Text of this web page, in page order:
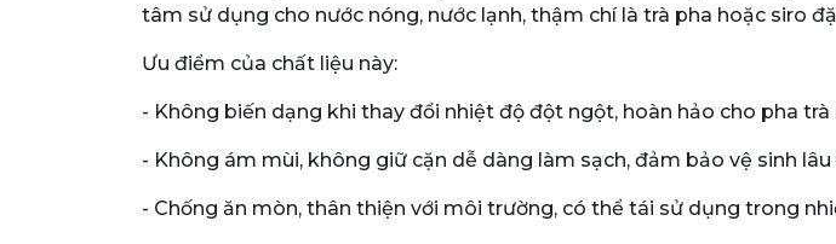
tâm sử dụng cho nước nóng, nước lạnh, thậm chí là trà pha hoặc siro
Ưu điểm của chất liệu này:
- Không biến dạng khi thay đổi nhiệt độ đột ngột, hoàn hảo cho pha
- Không ám mùi, không giữ cặn dễ dàng làm sạch, đảm bảo vệ sinh lâu
- Chống ăn mòn, thân thiện với môi trường, có thể tái sử dụng trong